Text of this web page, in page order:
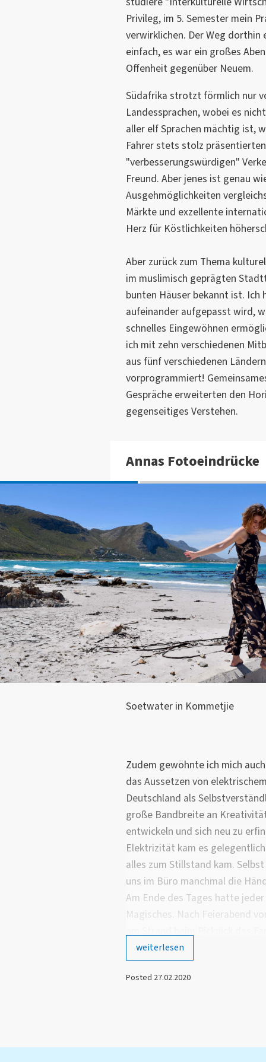
Privileg, im 5. Semester mein
verwirklichen. Der Weg
einfach, es war ein großes
Offenheit gegenüber Neuem.
Südafrika strotzt förmlich nur
Landessprachen, wobei es
aller elf Sprachen mächtig ist,
Fahrer stets stolz
"verbesserungswürdigen"
Freund. Aber jenes ist genau
Ausgehmöglichkeiten
Märkte und exzellente
Herz für Köstlichkeiten
Aber zurück zum Thema
im muslimisch geprägten
bunten Häuser bekannt ist.
aufeinander aufgepasst wird,
schnelles Eingewöhnen
ich mit zehn verschiedenen
aus fünf verschiedenen
vorprogrammiert!
Gespräche erweiterten den
gegenseitiges Verstehen.
Annas Fotoeindrücke
Soetwater in Kommetjie
Zudem gewöhnte ich mich
das Aussetzen von
Deutschland als
große Bandbreite an
entwickeln und sich neu zu
Elektrizität kam es
alles zum Stillstand kam.
uns im Büro manchmal die
Am Ende des Tages hatte
Magisches. Nach Feierabend
genießen gehörte zu den
Die Vielfalt der Aktivitäten in
Wanderungen auf den Lions
weiterlesen
Posted 27.02.2020